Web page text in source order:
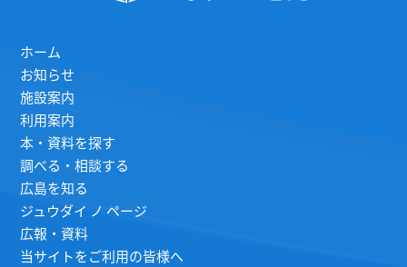
ホーム
お知らせ
施設案内
利用案内
本・資料を探す
調べる・相談する
広島を知る
ジュウダイ ノ ページ
広報・資料
当サイトをご利用の皆様へ